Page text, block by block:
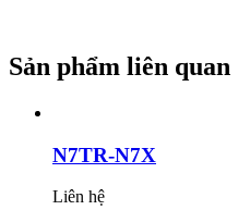
Sản phẩm liên quan
N7TR-N7X
Liên hệ